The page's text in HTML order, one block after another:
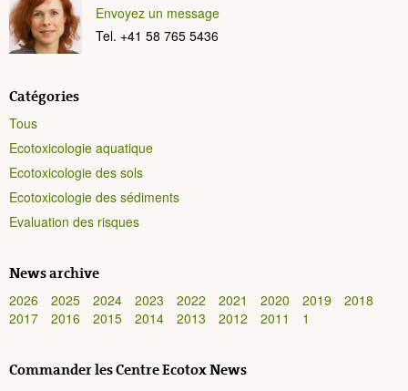
Envoyez un message
Tel. +41 58 765 5436
Catégories
Tous
Ecotoxicologie aquatique
Ecotoxicologie des sols
Ecotoxicologie des sédiments
Evaluation des risques
News archive
2026 2025 2024 2023 2022 2021 2020 2019
2018
2017
2016 2015 2014 2013 2012 2011 1
Commander les Centre Ecotox News